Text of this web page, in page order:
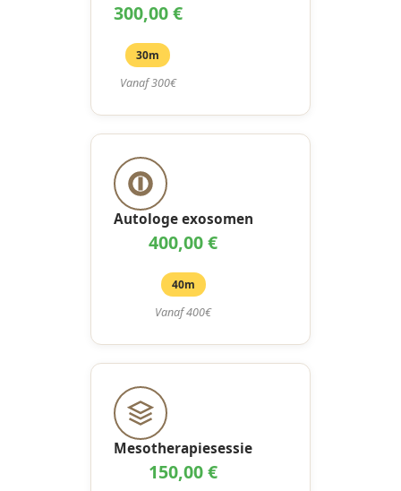
300,00 €
30m
Vanaf 300€
Autologe exosomen
400,00 €
40m
Vanaf 400€
Mesotherapiesessie
150,00 €